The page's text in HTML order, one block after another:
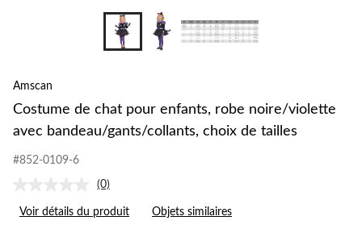
Amscan
Costume de chat pour enfants, robe noire/violette
avec bandeau/gants/collants, choix de tailles
#852-0109-6
Aucune
cote
pour
(0)
Voir détails du produit Objets similaires